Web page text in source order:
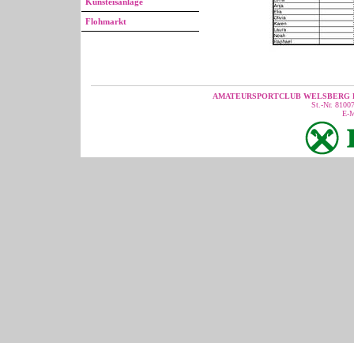
Flohmarkt
AMATEURSPORTCLUB WELSBERG
St.-Nr.
E-